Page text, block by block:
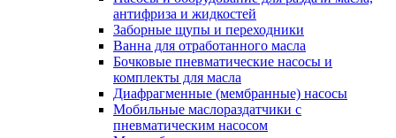
антифриза и жидкостей
Заборные щупы и переходники
Ванна для отработанного масла
Бочковые пневматические насосы и
комплекты для масла
Диафрагменные (мембранные) насосы
Мобильные маслораздатчики с
пневматическим насосом